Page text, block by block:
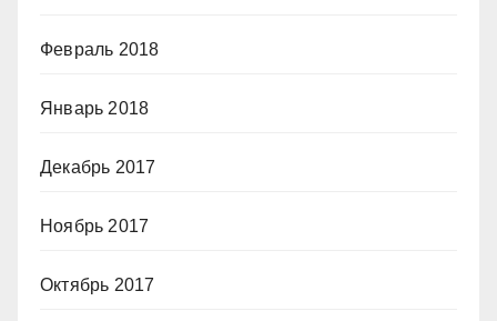
Февраль 2018
Январь 2018
Декабрь 2017
Ноябрь 2017
Октябрь 2017